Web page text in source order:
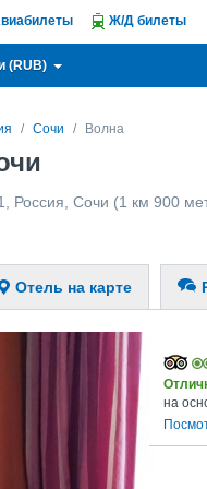
Ж/Д билеты
(RUB)
Сочи Волна
Россия Сочи (1 км 900
Отель на карте
на